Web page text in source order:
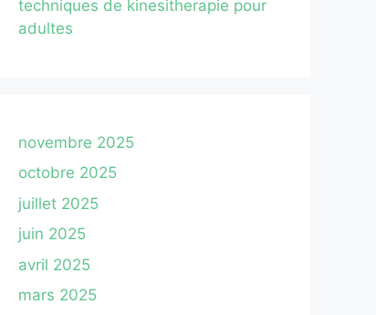
techniques de kinesitherapie pour
adultes
novembre 2025
octobre 2025
juillet 2025
juin 2025
avril 2025
mars 2025